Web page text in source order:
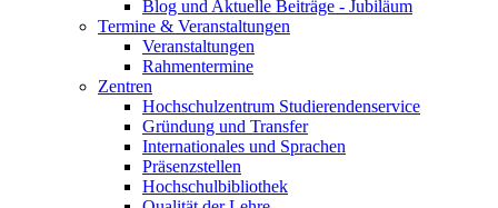
Blog und Aktuelle Beiträge - Jubiläum
Termine & Veranstaltungen
Veranstaltungen
Rahmentermine
Zentren
Hochschulzentrum Studierendenservice
Gründung und Transfer
Internationales und Sprachen
Präsenzstellen
Hochschulbibliothek